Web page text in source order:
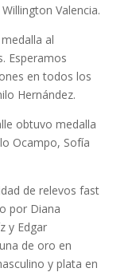
Valencia.
al
Esperamos
en todos los
Hernández.
obtuvo medalla
Ocampo, Sofía
de relevos fast
por Diana
y Edgar
de oro en
y plata en